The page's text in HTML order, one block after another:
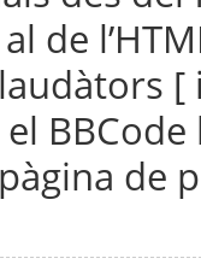
de
[
de